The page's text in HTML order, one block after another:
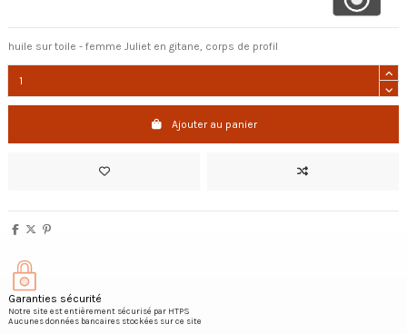
huile sur toile - femme Juliet en gitane, corps de profil
Ajouter au panier
Garanties sécurité
Notre site est entièrement sécurisé par HTPS
Aucunes données bancaires stockées sur ce site